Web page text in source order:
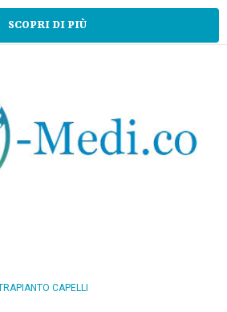
SCOPRI DI PIÙ
CAPELLI